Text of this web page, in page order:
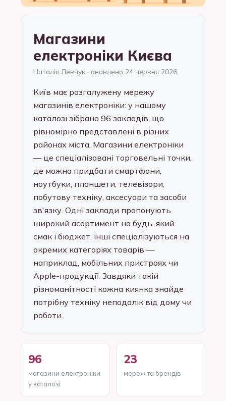
Магазини
електроніки Києва
Наталія Левчук · оновлено 24 червня 2026
Київ має розгалужену мережу
магазинів електроніки: у нашому
каталозі зібрано 96 закладів, що
рівномірно представлені в різних
районах міста. Магазини електроніки
— це спеціалізовані торговельні точки,
де можна придбати смартфони,
ноутбуки, планшети, телевізори,
побутову техніку, аксесуари та засоби
зв'язку. Одні заклади пропонують
широкий асортимент на будь-який
смак і бюджет, інші спеціалізуються на
окремих категоріях товарів —
наприклад, мобільних пристроях чи
Apple-продукції. Завдяки такій
різноманітності кожна киянка знайде
потрібну техніку неподалік від дому чи
роботи.
96
магазини електроніки
у каталозі
23
мереж та брендів